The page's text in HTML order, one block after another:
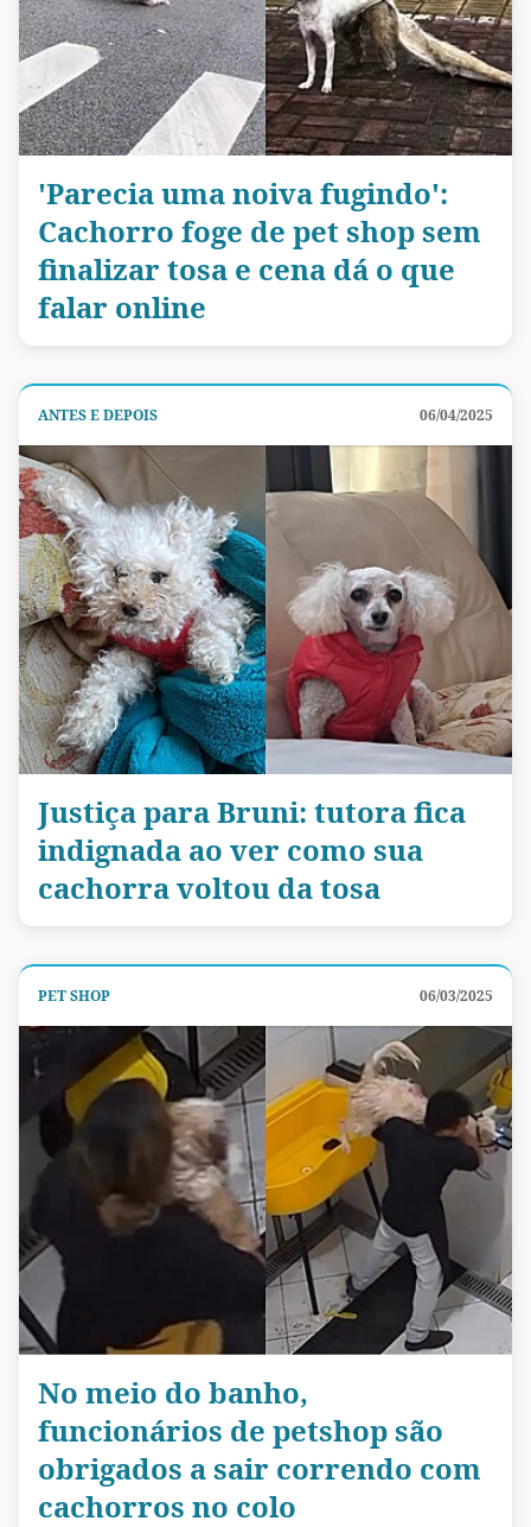
'Parecia uma noiva fugindo':
Cachorro foge de pet shop sem
finalizar tosa e cena dá o que
falar online
ANTES E DEPOIS 06/04/2025
Justiça para Bruni: tutora fica
indignada ao ver como sua
cachorra voltou da tosa
PET SHOP 06/03/2025
No meio do banho,
funcionários de petshop são
obrigados a sair correndo com
cachorros no colo